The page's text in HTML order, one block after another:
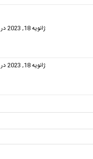
ژانویه 18, 2023 در 4:48 ب.ظ
ژانویه 18, 2023 در 4:48 ب.ظ